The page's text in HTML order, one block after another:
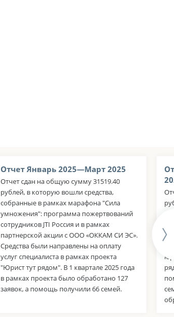
Отчет Январь 2025—Март 2025
Отчет сдан на общую сумму 31519.40
рублей, в которую вошли средства,
собранные в рамках марафона "Сила
умножения": программа пожертвований
сотрудников JTI Россия и в рамках
партнерской акции с ООО «ОККАМ СИ ЭС».
Средства были направлены на оплату
услуг специалиста в рамках проекта
"Юрист тут рядом". В 1 квартале 2025 года
в рамках проекта было обработано 127
заявок, а помощь получили 66 семей.